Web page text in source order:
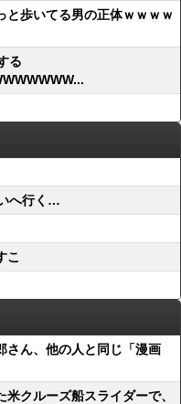
と歩いてる男の正体ｗｗｗｗ
る
へ行く…
こ
さん、他の人と同じ「漫画
米クルーズ船スライダーで、